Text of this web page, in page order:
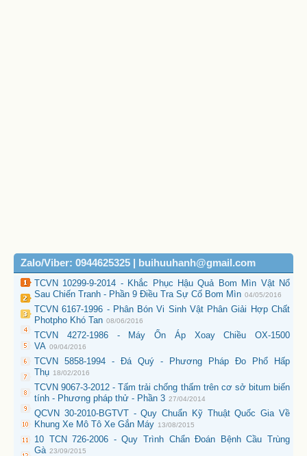
Zalo/Viber: 0944625325 | buihuuhanh@gmail.com
TCVN 10299-9-2014 - Khắc Phục Hậu Quả Bom Mìn Vật Nổ
Sau Chiến Tranh - Phần 9 Điều Tra Sự Cố Bom Mìn 04/05/2016
TCVN 6167-1996 - Phân Bón Vi Sinh Vật Phân Giải Hợp Chất
Photpho Khó Tan 08/06/2016
TCVN 4272-1986 - Máy Ổn Áp Xoay Chiều OX-1500
VA 09/04/2016
TCVN 5858-1994 - Đá Quý - Phương Pháp Đo Phổ Hấp
Thụ 18/02/2016
TCVN 9067-3-2012 - Tấm trải chống thấm trên cơ sở bitum biến
tính - Phương pháp thử - Phần 3 27/04/2014
QCVN 30-2010-BGTVT - Quy Chuẩn Kỹ Thuật Quốc Gia Về
Khung Xe Mô Tô Xe Gắn Máy 13/08/2015
10 TCN 726-2006 - Quy Trình Chẩn Đoán Bệnh Cầu Trùng
Gà 23/09/2015